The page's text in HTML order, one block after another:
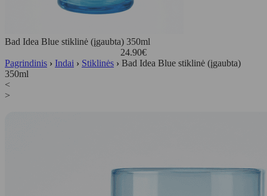
Bad Idea Blue stiklinė (įgaubta) 350ml
24.90€
Pagrindinis › Indai › Stiklinės › Bad Idea Blue stiklinė (įgaubta)
350ml
<
>